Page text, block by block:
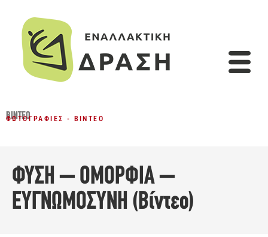
ΒΊΝΤΕΟ
ΦΩΤΟΓΡΑΦΊΕΣ - ΒΊΝΤΕΟ
ΦΥΣΗ – ΟΜΟΡΦΙΑ –
ΕΥΓΝΩΜΟΣΥΝΗ (Βίντεο)